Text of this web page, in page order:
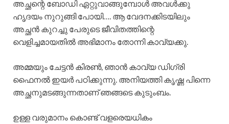
അച്ഛന്റെ ബോഡി ഏറ്റുവാങ്ങുമ്പോൾ അവൾക്കു
ഹൃദയം നുറുങ്ങി പോയി…. ആ വേദനക്കിടയിലും
അച്ഛൻ കുറച്ചു പേരുടെ ജീവിതത്തിന്റെ
വെളിച്ചമായതിൽ അഭിമാനം തോന്നി കാവ്യക്കു.
അമ്മയും ചേട്ടൻ കിരൺ, ഞാൻ കാവ്യ ഡിഗ്രി
ഫൈനൽ ഇയർ പഠിക്കുന്നു. അനിയത്തി കൃഷ്ണ പിന്നെ
അച്ഛനുമടങ്ങുന്നതാണ് ഞങ്ങടെ കുടുംബം.
ഉള്ള വരുമാനം കൊണ്ട് വളരെയധികം